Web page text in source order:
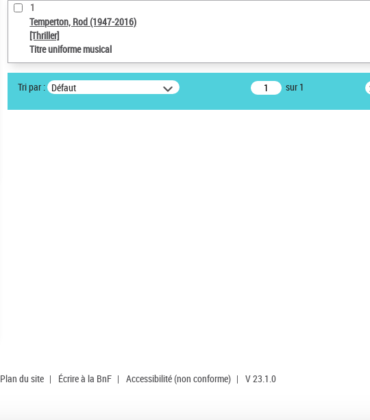
1
Temperton, Rod (1947-2016)
[Thriller]
Titre uniforme musical
Tri par : Défaut sur 1
Plan du site | Écrire à la BnF | Accessibilité (non conforme) | V 23.1.0